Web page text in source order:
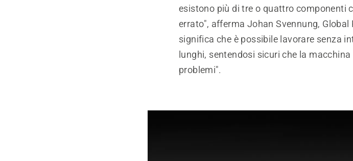
esistono più di tre o quattro componenti
errato", afferma Johan Svennung,
significa che è possibile lavorare senza
lunghi, sentendosi sicuri che la
problemi".